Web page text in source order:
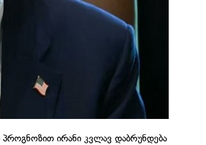
ირანი კვლავ დაბრუნდება